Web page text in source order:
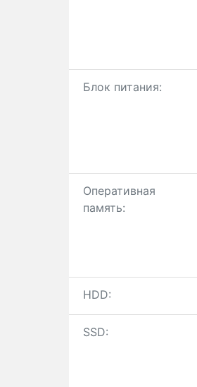
Блок питания:
Оперативная
память:
HDD:
SSD: